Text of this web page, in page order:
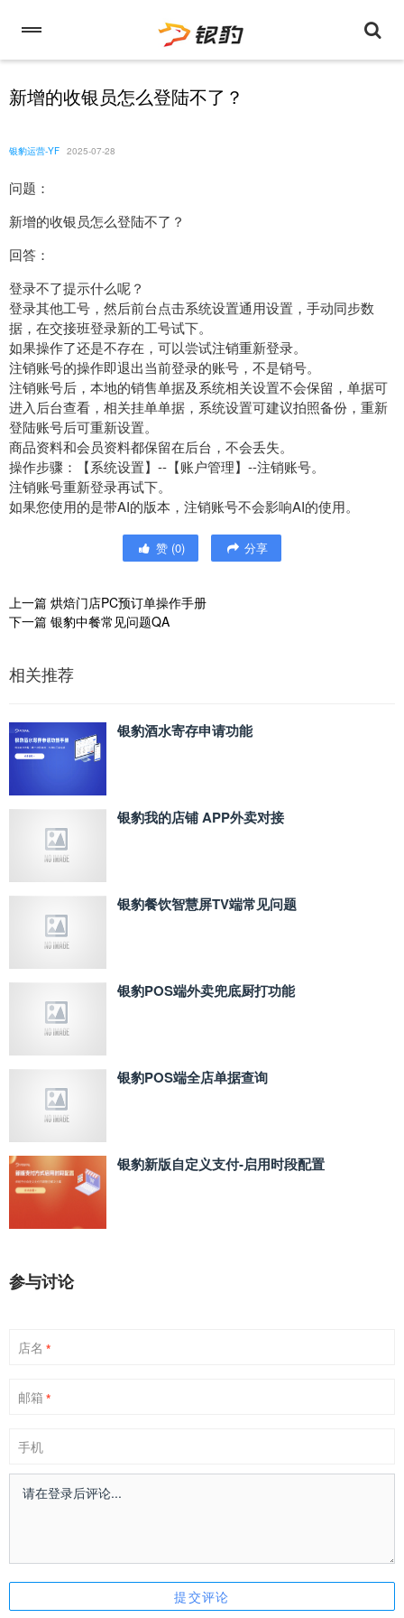
新增的收银员怎么登陆不了？
银豹运营-YF 2025-07-28
问题：
新增的收银员怎么登陆不了？
回答：
登录不了提示什么呢？
登录其他工号，然后前台点击系统设置通用设置，手动同步数
据，在交接班登录新的工号试下。
如果操作了还是不存在，可以尝试注销重新登录。
注销账号的操作即退出当前登录的账号，不是销号。
注销账号后，本地的销售单据及系统相关设置不会保留，单据可
进入后台查看，相关挂单单据，系统设置可建议拍照备份，重新
登陆账号后可重新设置。
商品资料和会员资料都保留在后台，不会丢失。
操作步骤：【系统设置】--【账户管理】--注销账号。
注销账号重新登录再试下。
如果您使用的是带AI的版本，注销账号不会影响AI的使用。
赞 (0) 分享
上一篇 烘焙门店PC预订单操作手册
下一篇 银豹中餐常见问题QA
相关推荐
银豹酒水寄存申请功能
银豹我的店铺 APP外卖对接
银豹餐饮智慧屏TV端常见问题
银豹POS端外卖兜底厨打功能
银豹POS端全店单据查询
银豹新版自定义支付‑启用时段配置
参与讨论
店名 *
邮箱 *
手机